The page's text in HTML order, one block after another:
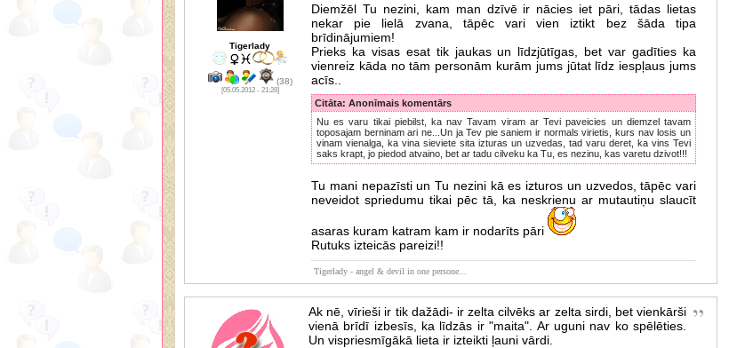
Tigerlady
(38)
[05.05.2012 - 21:28]
Diemžēl Tu nezini, kam man dzīvē ir nācies iet pāri, tādas lietas
nekar pie lielā zvana, tāpēc vari vien iztikt bez šāda tipa
brīdinājumiem!
Prieks ka visas esat tik jaukas un līdzjūtīgas, bet var gadīties ka
vienreiz kāda no tām personām kurām jums jūtat līdz iespļaus jums
acīs..
Citāta: Anonīmais komentārs
Nu es varu tikai piebilst, ka nav Tavam viram ar Tevi paveicies un diemzel tavam
toposajam berninam ari ne...Un ja Tev pie saniem ir normals virietis, kurs nav losis un
vinam vienalga, ka vina sieviete sita izturas un uzvedas, tad varu deret, ka vins Tevi
saks krapt, jo piedod atvaino, bet ar tadu cilveku ka Tu, es nezinu, kas varetu dzivot!!!
Tu mani nepazīsti un Tu nezini kā es izturos un uzvedos, tāpēc vari
neveidot spriedumu tikai pēc tā, ka neskrienu ar mutautiņu slaucīt
asaras kuram katram kam ir nodarīts pāri
Rutuks izteicās pareizi!!
Tigerlady - angel & devil in one persone...
Ak nē, vīrieši ir tik dažādi- ir zelta cilvēks ar zelta sirdi, bet vienkārši
vienā brīdī izbesīs, ka līdzās ir "maita". Ar uguni nav ko spēlēties.
Un vispriesmīgākā lieta ir izteikti ļauni vārdi.